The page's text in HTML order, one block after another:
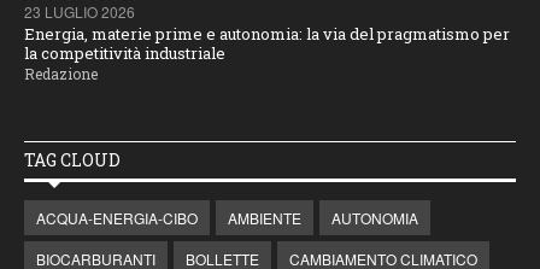
23 LUGLIO 2026
Energia, materie prime e autonomia: la via del pragmatismo per
la competitività industriale
Redazione
TAG CLOUD
ACQUA-ENERGIA-CIBO AMBIENTE
AUTONOMIA
BIOCARBURANTI
BOLLETTE CAMBIAMENTO CLIMATICO